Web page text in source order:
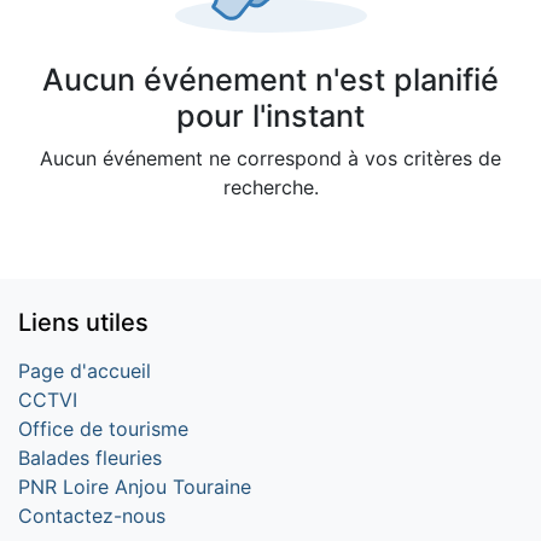
Aucun événement n'est planifié
pour l'instant
Aucun événement ne correspond à vos critères de
recherche.
Liens utiles
Page d'accueil
CCTVI
Office de tourisme
Balades fleuries
PNR Loire Anjou Touraine
Contactez-nous